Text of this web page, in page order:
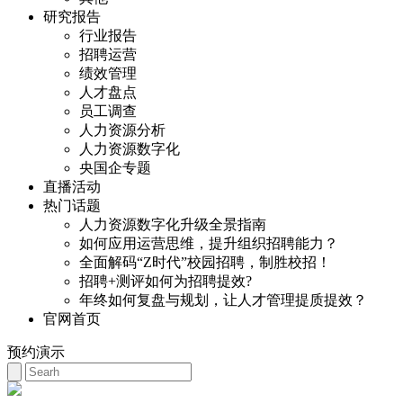
研究报告
行业报告
招聘运营
绩效管理
人才盘点
员工调查
人力资源分析
人力资源数字化
央国企专题
直播活动
热门话题
人力资源数字化升级全景指南
如何应用运营思维，提升组织招聘能力？
全面解码“Z时代”校园招聘，制胜校招！
招聘+测评如何为招聘提效?
年终如何复盘与规划，让人才管理提质提效？
官网首页
预约演示